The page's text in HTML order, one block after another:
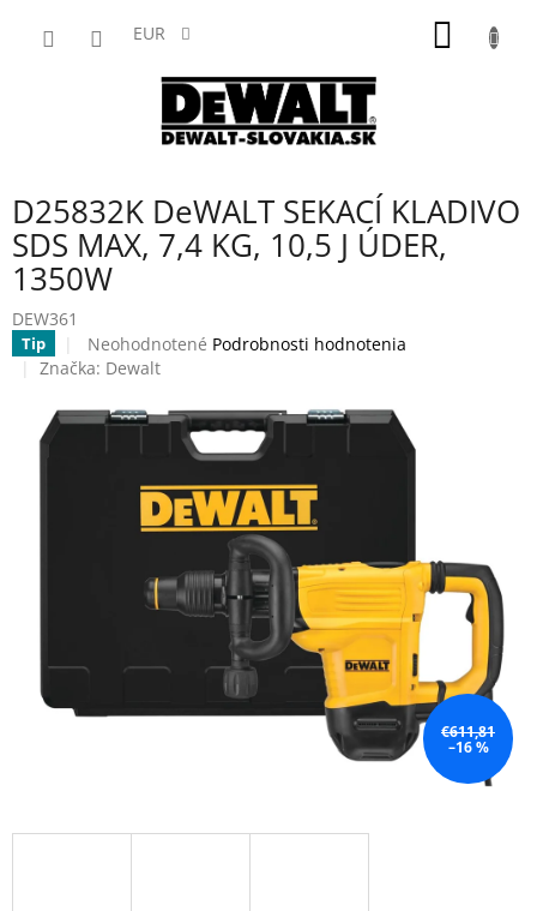
EUR
D25832K DeWALT SEKACÍ KLADIVO
SDS MAX, 7,4 KG, 10,5 J ÚDER,
1350W
DEW361
Tip
Priemerné
hodnotenie
je
0,0
hviezdičiek.
Neohodnotené Podrobnosti hodnotenia
Značka: Dewalt
€611,81
–16 %